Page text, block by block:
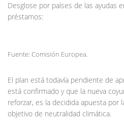
Desglose por países de las ayudas
préstamos:
Fuente: Comisión Europea.
El plan está todavía pendiente de
está confirmado y que la nueva
reforzar, es la decidida apuesta por
objetivo de neutralidad climática.